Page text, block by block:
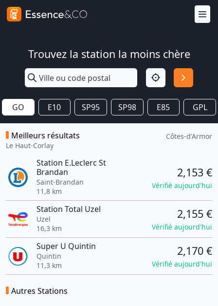
Trouvez la station la moins chère
GO E10 SP95 SP98 E85 GPL
Meilleurs résultats
Le Haut-Corlay
Côtes-d'Armor
Station E.Leclerc St
Brandan
Saint-Brandan
11,8 km
2,153 €
Vérifié aujourd'hui
Station Total Uzel
Uzel
16,3 km
2,155 €
Vérifié aujourd'hui
Super U Quintin
Quintin
11,3 km
2,170 €
Vérifié aujourd'hui
Autres Stations